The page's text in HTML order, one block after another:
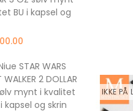
IKKE PÅ
BU i kapsel og
STAR WARS
2 DOLLAR
mynt i kvalitet
kapsel og skrin